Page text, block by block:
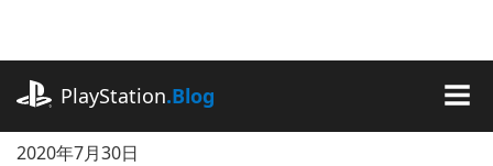
に
ッ
PlayStation.Blog
2020年7月30日